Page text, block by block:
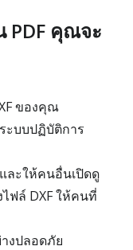
PDF คุณจะ
ของคุณ
ะบบปฏิบัติการ
ละให้คนอื่นเปิดดู
ฟล์ DXF ให้คนที่
งปลอดภัย